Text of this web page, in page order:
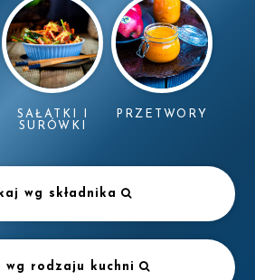
SAŁATKI I
SURÓWKI
PRZETWORY
wg składnika
wg rodzaju kuchni